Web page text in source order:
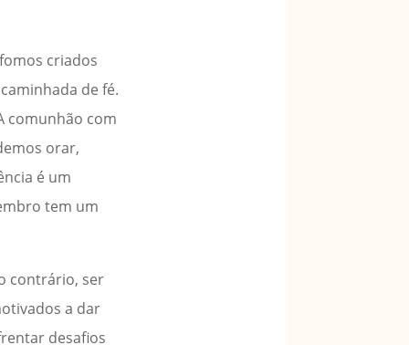
criados
de fé.
comunhão com
orar,
é um
tem um
contrário, ser
a dar
desafios